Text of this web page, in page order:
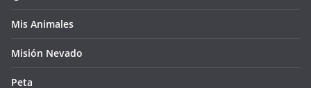
Mis Animales
Misión Nevado
Peta